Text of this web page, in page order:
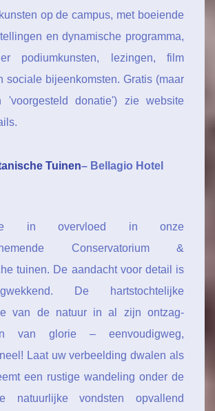
op de campus, met boeiende
en dynamische programma,
podiumkunsten, lezingen, film
sociale bijeenkomsten. Gratis (maar
'voorgesteld donatie') zie website
Tuinen– Bellagio Hotel
in overvloed in onze
Conservatorium &
tuinen. De aandacht voor detail is
De hartstochtelijke
van de natuur in al zijn ontzag-
van glorie – eenvoudigweg,
Laat uw verbeelding dwalen als
een rustige wandeling onder de
natuurlijke vondsten opvallend